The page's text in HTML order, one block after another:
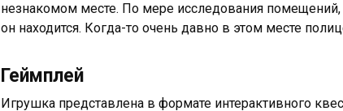
незнакомом месте. По мере исследования помещений,
он находится. Когда-то очень давно в этом месте
Геймплей
Игрушка представлена в формате интерактивного